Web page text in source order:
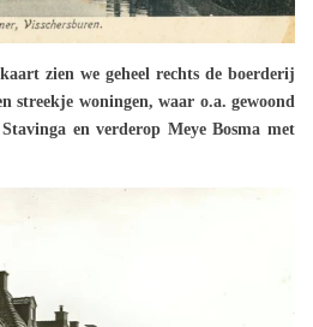
zien we geheel rechts de boerderij
streekje woningen, waar o.a. gewoond
en verderop Meye Bosma met